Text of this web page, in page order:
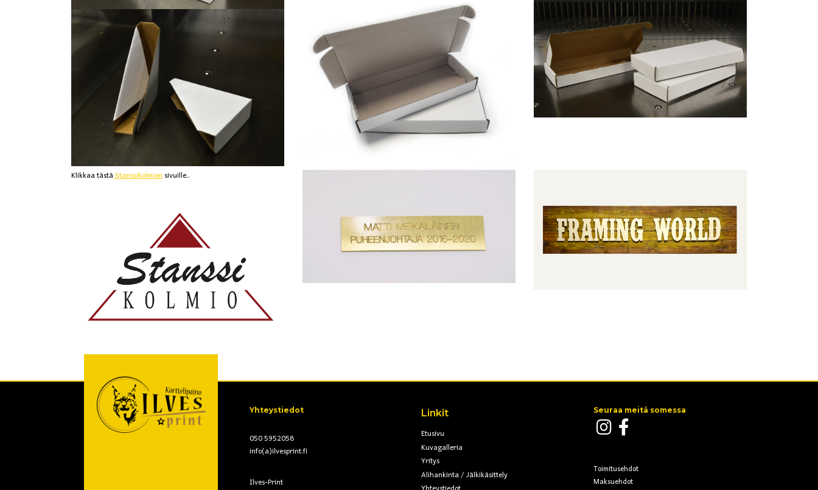
Klikkaa tästäStanssikolmionsivuille..
Yhteystiedot
050 5952058
info(a)ilvesprint.fi
Ilves-Print
Linkit
Etusivu
Kuvagalleria
Yritys
Alihankinta / Jälkikäsittely
Seuraa meitä somessa
Toimitusehdot
Maksuehdot